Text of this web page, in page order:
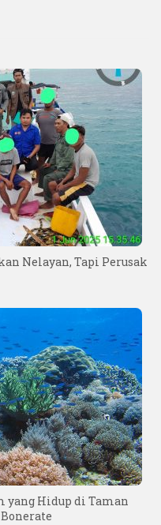
Nelayan, Tapi Perusak
yang Hidup di Taman